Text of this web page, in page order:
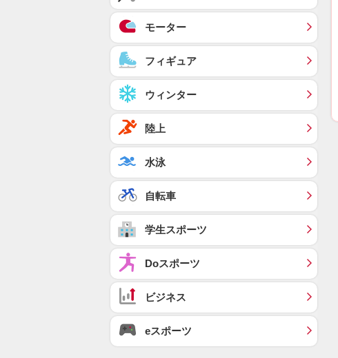
モーター
フィギュア
ウィンター
陸上
水泳
自転車
学生スポーツ
Doスポーツ
ビジネス
eスポーツ